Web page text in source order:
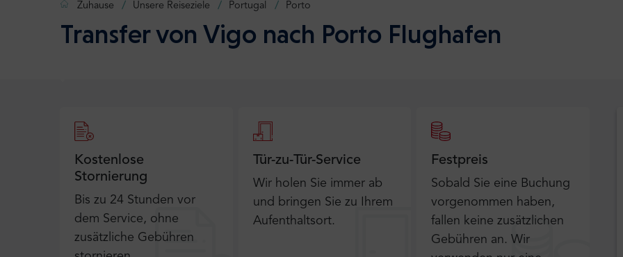
Zuhause Unsere Reiseziele Portugal Porto
Transfer von Vigo nach Porto Flughafen
Kostenlose
Stornierung
Bis zu 24 Stunden vor
dem Service, ohne
zusätzliche Gebühren
Tür-zu-Tür-Service
Wir holen Sie immer ab
und bringen Sie zu Ihrem
Aufenthaltsort.
Festpreis
Sobald Sie eine Buchung
vorgenommen haben,
fallen keine zusätzlichen
Gebühren an. Wir